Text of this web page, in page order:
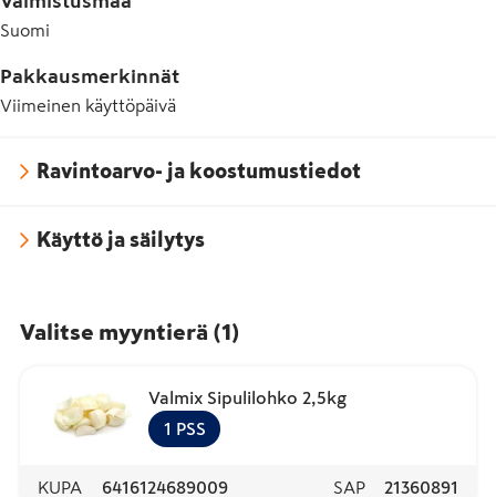
Suomi
Pakkausmerkinnät
Viimeinen käyttöpäivä
Ravintoarvo- ja koostumustiedot
Käyttö ja säilytys
Valitse myyntierä (1)
Valmix Sipulilohko 2,5kg
1 PSS
KUPA 6416124689009 SAP 21360891